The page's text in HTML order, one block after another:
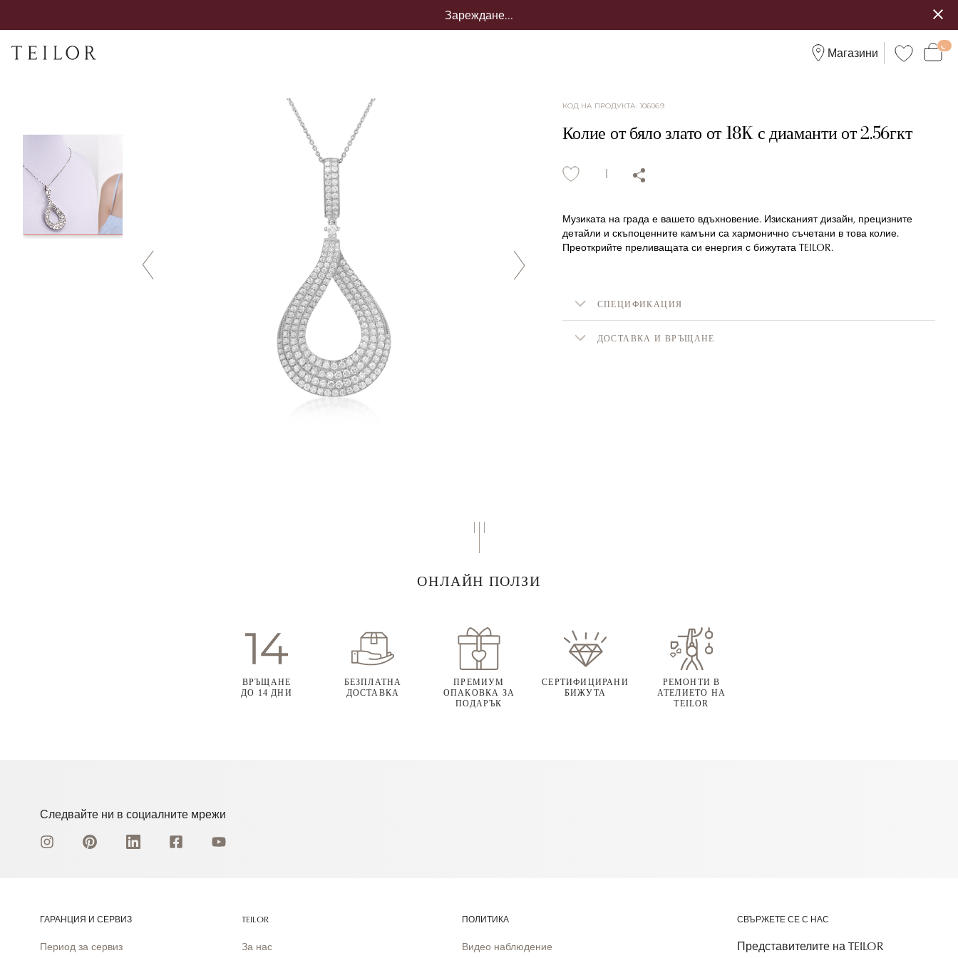
Зареждане...
Магазини
КОД НА ПРОДУКТА: 106069
Колие от бяло злато от 18K с диаманти от 2.56гкт
Музиката на града е вашето вдъхновение. Изисканият дизайн, прецизните
детайли и скъпоценните камъни са хармонично съчетани в това колие.
Преоткрийте преливащата си енергия с бижутата TEILOR.
СПЕЦИФИКАЦИЯ
ДОСТАВКА И ВРЪЩАНЕ
ОНЛАЙН ПОЛЗИ
ВРЪЩАНЕ
ДО 14 ДНИ
БЕЗПЛАТНА
ДОСТАВКА
ПРЕМИУМ
ОПАКОВКА ЗА
ПОДАРЪК
СЕРТИФИЦИРАНИ
БИЖУТА
РЕМОНТИ В
АТЕЛИЕТО НА
TEILOR
Следвайте ни в социалните мрежи
ГАРАНЦИЯ И СЕРВИЗ
Период за сервиз
TEILOR
За нас
ПОЛИТИКА
Видео наблюдение
СВЪРЖЕТЕ СЕ С НАС
Представителите на TEILOR